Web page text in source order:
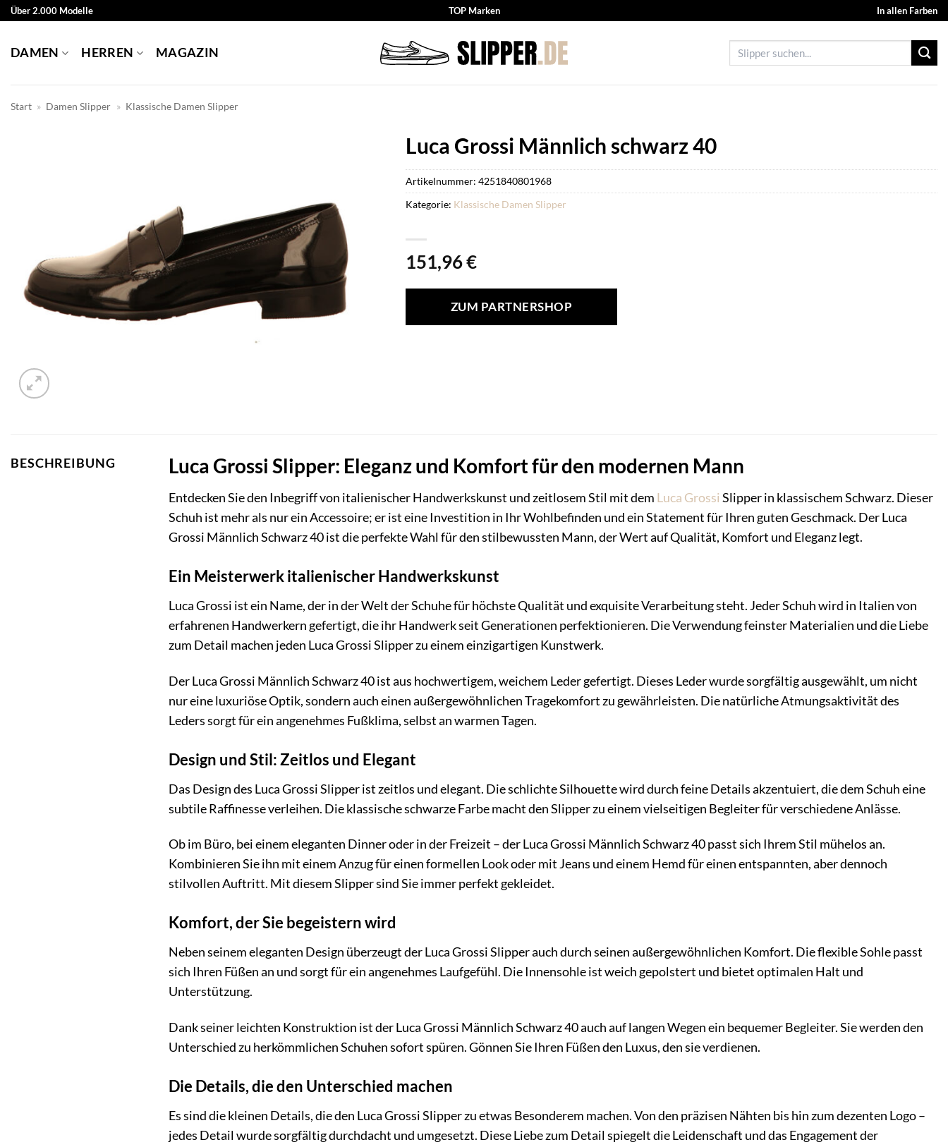
Zum
springen
Über 2.000 Modelle TOP Marken In allen Farben
DAMEN HERREN MAGAZIN
Start » Damen Slipper » Klassische Damen Slipper
Luca Grossi Männlich schwarz 40
151,96€
ZUM PARTNERSHOP
Artikelnummer: 4251840801968
Kategorie: Klassische Damen Slipper
BESCHREIBUNG Luca Grossi Slipper: Eleganz und Komfort für den modernen Mann
Entdecken Sie den Inbegriff von italienischer Handwerkskunst und zeitlosem Stil mit dem Luca GrossiSlipper in klassischem Schwarz. Dieser
Schuh ist mehr als nur ein Accessoire; er ist eine Investition in Ihr Wohlbefinden und ein Statement für Ihren guten Geschmack. Der Luca
Grossi Männlich Schwarz 40 ist die perfekte Wahl für den stilbewussten Mann, der Wert auf Qualität, Komfort und Eleganz legt.
Ein Meisterwerk italienischer Handwerkskunst
Luca Grossi ist ein Name, der in der Welt der Schuhe für höchste Qualität und exquisite Verarbeitung steht. Jeder Schuh wird in Italien von
erfahrenen Handwerkern gefertigt, die ihr Handwerk seit Generationen perfektionieren. Die Verwendung feinster Materialien und die Liebe
zum Detail machen jeden Luca Grossi Slipper zu einem einzigartigen Kunstwerk.
Der Luca Grossi Männlich Schwarz 40 ist aus hochwertigem, weichem Leder gefertigt. Dieses Leder wurde sorgfältig ausgewählt, um nicht
nur eine luxuriöse Optik, sondern auch einen außergewöhnlichen Tragekomfort zu gewährleisten. Die natürliche Atmungsaktivität des
Leders sorgt für ein angenehmes Fußklima, selbst an warmen Tagen.
Design und Stil: Zeitlos und Elegant
Das Design des Luca Grossi Slipper ist zeitlos und elegant. Die schlichte Silhouette wird durch feine Details akzentuiert, die dem Schuh eine
subtile Raffinesse verleihen. Die klassische schwarze Farbe macht den Slipper zu einem vielseitigen Begleiter für verschiedene Anlässe.
Ob im Büro, bei einem eleganten Dinner oder in der Freizeit – der Luca Grossi Männlich Schwarz 40 passt sich Ihrem Stil mühelos an.
Kombinieren Sie ihn mit einem Anzug für einen formellen Look oder mit Jeans und einem Hemd für einen entspannten, aber dennoch
stilvollen Auftritt. Mit diesem Slipper sind Sie immer perfekt gekleidet.
Komfort, der Sie begeistern wird
Neben seinem eleganten Design überzeugt der Luca Grossi Slipper auch durch seinen außergewöhnlichen Komfort. Die flexible Sohle passt
sich Ihren Füßen an und sorgt für ein angenehmes Laufgefühl. Die Innensohle ist weich gepolstert und bietet optimalen Halt und
Unterstützung.
Dank seiner leichten Konstruktion ist der Luca Grossi Männlich Schwarz 40 auch auf langen Wegen ein bequemer Begleiter. Sie werden den
Unterschied zu herkömmlichen Schuhen sofort spüren. Gönnen Sie Ihren Füßen den Luxus, den sie verdienen.
Die Details, die den Unterschied machen
Es sind die kleinen Details, die den Luca Grossi Slipper zu etwas Besonderem machen. Von den präzisen Nähten bis hin zum dezenten Logo –
jedes Detail wurde sorgfältig durchdacht und umgesetzt. Diese Liebe zum Detail spiegelt die Leidenschaft und das Engagement der